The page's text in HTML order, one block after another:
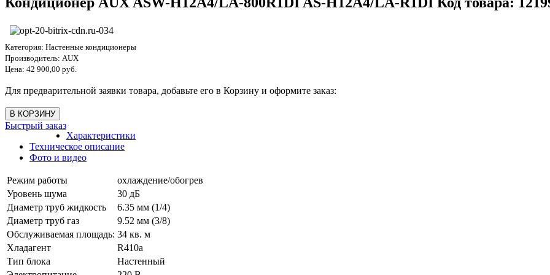
Категория: Настенные кондиционеры
Производитель: AUX
Цена: 42 900,00 руб.
Для предварительной заявки товара, добавьте его в Корзину и оформите заказ:
Быстрый заказ
Характеристики
Техническое описание
Фото и видео
Режим работы
охлаждение/обогрев
Уровень шума
30 дБ
Диаметр труб жидкость
6.35 мм (1/4)
Диаметр труб газ
9.52 мм (3/8)
Обслуживаемая площадь: 34 кв. м
Хладагент
R410a
Тип блока
Настенный